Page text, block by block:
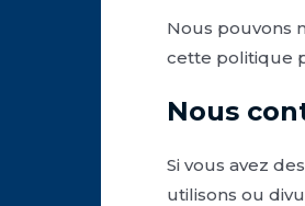
Nous pouvons
cette politique
Nous
Si vous avez
utilisons ou